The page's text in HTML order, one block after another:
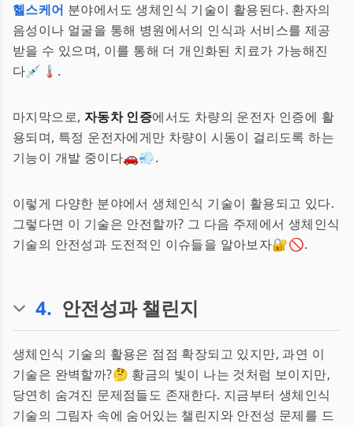
헬스케어 분야에서도 생체인식 기술이 활용된다. 환자의
음성이나 얼굴을 통해 병원에서의 인식과 서비스를 제공
받을 수 있으며, 이를 통해 더 개인화된 치료가 가능해진
다💉🌡️.
마지막으로, 자동차 인증에서도 차량의 운전자 인증에 활
용되며, 특정 운전자에게만 차량이 시동이 걸리도록 하는
기능이 개발 중이다🚗💨.
이렇게 다양한 분야에서 생체인식 기술이 활용되고 있다.
그렇다면 이 기술은 안전할까? 그 다음 주제에서 생체인식
기술의 안전성과 도전적인 이슈들을 알아보자🔐🚫.
4. 안전성과 챌린지
생체인식 기술의 활용은 점점 확장되고 있지만, 과연 이
기술은 완벽할까?🤔 황금의 빛이 나는 것처럼 보이지만,
당연히 숨겨진 문제점들도 존재한다. 지금부터 생체인식
기술의 그림자 속에 숨어있는 챌린지와 안전성 문제를 드